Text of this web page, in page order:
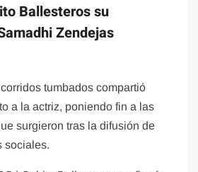
Ballesteros su
Zendejas
tumbados compartió
a la actriz, poniendo fin a las
surgieron tras la difusión de
sociales.